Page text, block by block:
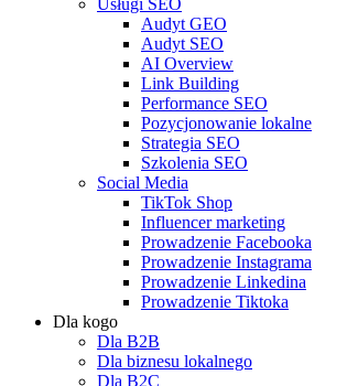
Usługi SEO
Audyt GEO
Audyt SEO
AI Overview
Link Building
Performance SEO
Pozycjonowanie lokalne
Strategia SEO
Szkolenia SEO
Social Media
TikTok Shop
Influencer marketing
Prowadzenie Facebooka
Prowadzenie Instagrama
Prowadzenie Linkedina
Prowadzenie Tiktoka
Dla kogo
Dla B2B
Dla biznesu lokalnego
Dla B2C